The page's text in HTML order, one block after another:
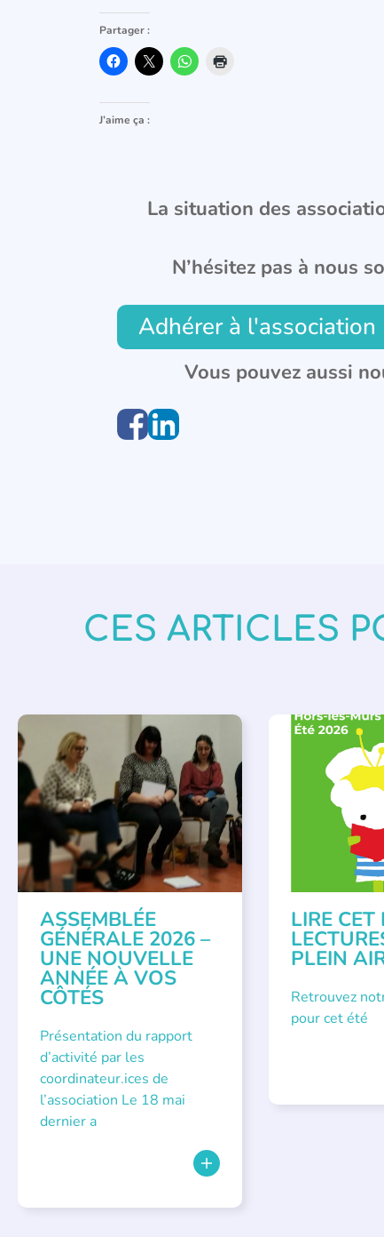
Partager :
J’aime ça :
La situation des
N’hésitez pas à nous
Adhérer à l'association
Vous pouvez aussi
CES ARTICLES
APPEL À SOUTIEN ,
VIE DE L'ASSOCIATION
ASSEMBLÉE
GÉNÉRALE 2026 –
UNE NOUVELLE
ANNÉE À VOS
CÔTÉS
Présentation du rapport
d’activité par les
coordinateur.ices de
l’association Le 18 mai
dernier a
BIBLIOTHÈQUES ,
LECTURE
LITTÉRATURE
LIRE CET
PLEIN
Retrouvez
pour cet été